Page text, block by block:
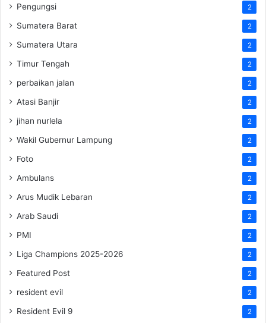
Pengungsi 2
Sumatera Barat 2
Sumatera Utara 2
Timur Tengah 2
perbaikan jalan 2
Atasi Banjir 2
jihan nurlela 2
Wakil Gubernur Lampung 2
Foto 2
Ambulans 2
Arus Mudik Lebaran 2
Arab Saudi 2
PMI 2
Liga Champions 2025-2026 2
Featured Post 2
resident evil 2
Resident Evil 9 2